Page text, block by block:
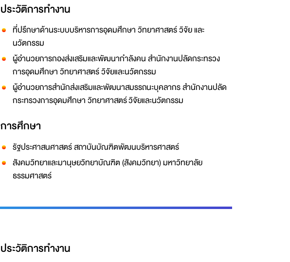
ประวัติการทำงาน
ที่ปรึกษาด้านระบบบริหารการอุดมศึกษา วิทยาศาสตร์ วิจัย และ
นวัตกรรม
ผู้อำนวยการกองส่งเสริมและพัฒนากำลังคน สำนักงานปลัดกระทรวง
การอุดมศึกษา วิทยาศาสตร์ วิจัยและนวัตกรรม
ผู้อำนวยการสำนักส่งเสริมและพัฒนาสมรรถนะบุคลากร สำนักงานปลัด
กระทรวงการอุดมศึกษา วิทยาศาสตร์ วิจัยและนวัตกรรม
การศึกษา
รัฐประศาสนศาสตร์ สถาบันบัณฑิตพัฒนบริหารศาสตร์
สังคมวิทยาและมานุษยวิทยาบัณฑิต (สังคมวิทยา) มหาวิทยาลัย
ธรรมศาสตร์
ประวัติการทำงาน